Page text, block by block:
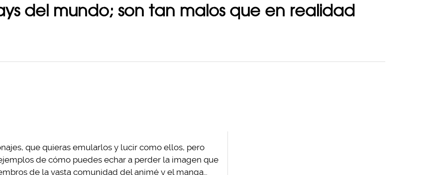
del mundo; son tan malos que en realidad
que quieras emularlos y lucir como ellos, pero
de cómo puedes echar a perder la imagen que
de la vasta comunidad del animé y el manga…